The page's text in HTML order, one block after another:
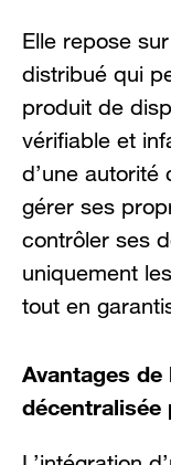
Elle repose
distribué qui
produit de
vérifiable et
d’une autorité
gérer ses
contrôler ses
uniquement
tout en
Avantages de
décentralisée